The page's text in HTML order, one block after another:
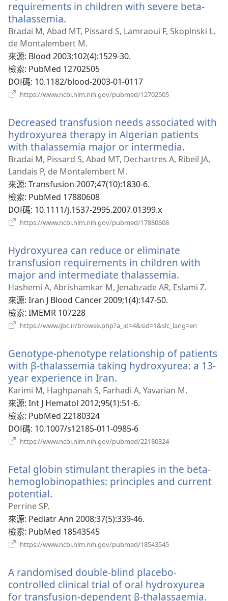
窗）
requirements in children with severe beta-
thalassemia.
啟
新
視
窗）
Bradai M, Abad MT, Pissard S, Lamraoui F, Skopinski L,
de Montalembert M.
來源‎: Blood 2003;102(4):1529-30.
檢索‎: PubMed 12702505
DOI碼‎: 10.1182/blood-2003-01-0117
https://www.ncbi.nlm.nih.gov/pubmed/12702505
視
窗）
Decreased transfusion needs associated with
hydroxyurea therapy in Algerian patients
with thalassemia major or intermedia.
啟
Bradai M, Pissard S, Abad MT, Dechartres A, Ribeil JA,
Landais P, de Montalembert M.
來源‎: Transfusion 2007;47(10):1830-6.
檢索‎: PubMed 17880608
DOI碼‎: 10.1111/j.1537-2995.2007.01399.x
https://www.ncbi.nlm.nih.gov/pubmed/17880608
視
窗）
Hydroxyurea can reduce or eliminate
transfusion requirements in children with
major and intermediate thalassemia.
啟
窗）
Hashemi A, Abrishamkar M, Jenabzade AR, Eslami Z.
來源‎: Iran J Blood Cancer 2009;1(4):147-50.
檢索‎: IMEMR 107228
https://www.ijbc.ir/browse.php?a_id=4&sid=1&slc_lang=en
視
窗）
Genotype-phenotype relationship of patients
with β-thalassemia taking hydroxyurea: a 13-
year experience in Iran.
啟
新
窗）
Karimi M, Haghpanah S, Farhadi A, Yavarian M.
來源‎: Int J Hematol 2012;95(1):51-6.
檢索‎: PubMed 22180324
DOI碼‎: 10.1007/s12185-011-0985-6
https://www.ncbi.nlm.nih.gov/pubmed/22180324
視
窗）
Fetal globin stimulant therapies in the beta-
hemoglobinopathies: principles and current
potential.
新
視
窗）
Perrine SP.
來源‎: Pediatr Ann 2008;37(5):339-46.
檢索‎: PubMed 18543545
https://www.ncbi.nlm.nih.gov/pubmed/18543545
視
窗）
A randomised double-blind placebo-
controlled clinical trial of oral hydroxyurea
for transfusion-dependent β-thalassaemia.